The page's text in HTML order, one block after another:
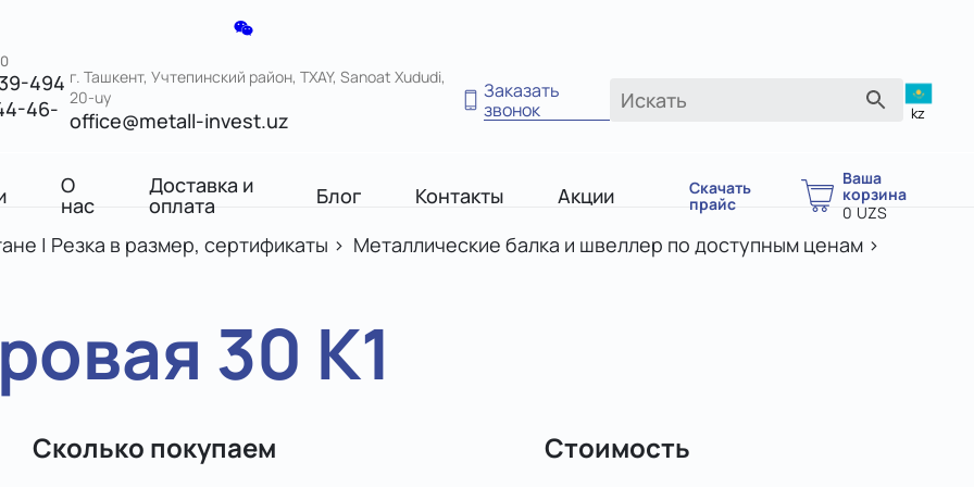
494
46-
г. Ташкент, Учтепинский район, TXAY, Sanoat Xududi,
20-uy
office@metall-invest.uz
Заказать
звонок
kz
О
нас
Доставка и
оплата Блог Контакты Акции Скачать
прайс
Ваша
корзина
0 UZS
| Резка в размер, сертификаты > Металлические балка и швеллер по доступным ценам >
30 К1
Сколько покупаем Стоимость